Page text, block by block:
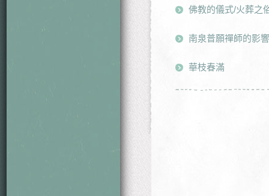
佛教的儀式/火葬之
南泉普願禪師的影響
華枝春滿